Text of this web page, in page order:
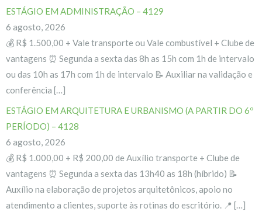
ESTÁGIO EM ADMINISTRAÇÃO – 4129
6 agosto, 2026
💰 R$ 1.500,00 + Vale transporte ou Vale combustível + Clube de
vantagens ⏰ Segunda a sexta das 8h as 15h com 1h de intervalo
ou das 10h as 17h com 1h de intervalo 📝 Auxiliar na validação e
conferência […]
ESTÁGIO EM ARQUITETURA E URBANISMO (A PARTIR DO 6º
PERÍODO) – 4128
6 agosto, 2026
💰 R$ 1.000,00 + R$ 200,00 de Auxílio transporte + Clube de
vantagens ⏰ Segunda a sexta das 13h40 as 18h (híbrido) 📝
Auxílio na elaboração de projetos arquitetônicos, apoio no
atendimento a clientes, suporte às rotinas do escritório. 📍 […]